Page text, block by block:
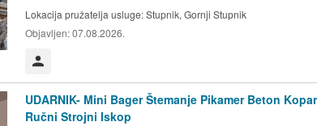
Lokacija pružatelja usluge:Stupnik, Gornji Stupnik
Objavljen:07.08.2026.
UDARNIK- Mini Bager Štemanje Pikamer Beton
Ručni Strojni Iskop